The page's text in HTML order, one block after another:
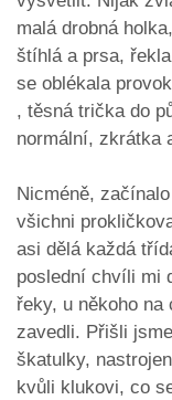
malá drobná
štíhlá a prsa,
se oblékala
, těsná trička do
normální, zkrátka
Nicméně,
všichni
asi dělá každá
poslední chvíli mi
řeky, u někoho na
zavedli. Přišli
škatulky,
kvůli klukovi, co